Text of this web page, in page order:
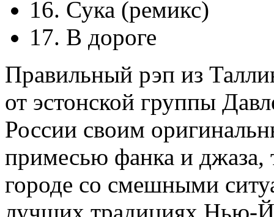
16. Сука (ремикс)
17. В дороге
Правильный рэп из
от эстонской группы
России своим
примесью фанка и джаза,
городе со смешными